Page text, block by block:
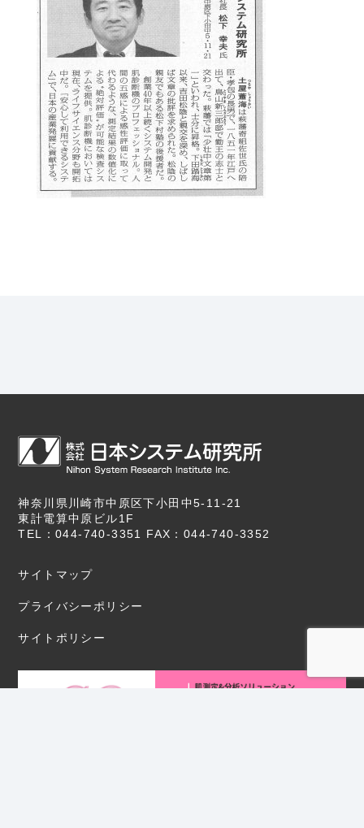
神奈川県川崎市中原区下小田中5-11-21
東計電算中原ビル1F
TEL：044-740-3351 FAX：044-740-3352
サイトマップ
プライバシーポリシー
サイトポリシー